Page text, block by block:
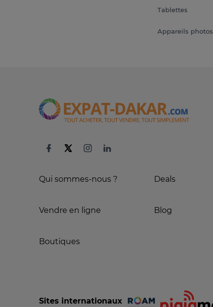
Tablettes
Appareils photos
Qui sommes-nous ?
Vendre en ligne
Boutiques
Deals
Blog
Sites internationaux